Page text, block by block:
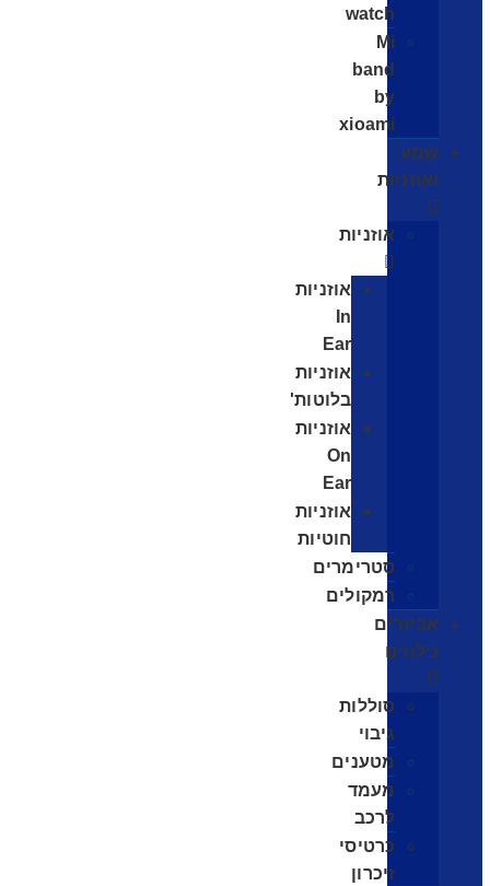
watch
Mi
band
by
xioami
שמע
ואוזניות
אוזניות
אוזניות
In
Ear
אוזניות
בלוטות'
אוזניות
On
Ear
אוזניות
חוטיות
סטרימרים
רמקולים
אביזרים
נילווים
סוללות
גיבוי
מטענים
מעמד
לרכב
כרטיסי
זיכרון